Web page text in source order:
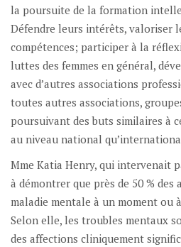
la poursuite de la formation
Défendre leurs intérêts, valoriser
compétences; participer à la
luttes des femmes en général,
avec d’autres associations
toutes autres associations,
poursuivant des buts similaires à
au niveau national
Mme Katia Henry, qui intervenait
à démontrer que près de 50 % des
maladie mentale à un moment ou
Selon elle, les troubles mentaux
des affections cliniquement